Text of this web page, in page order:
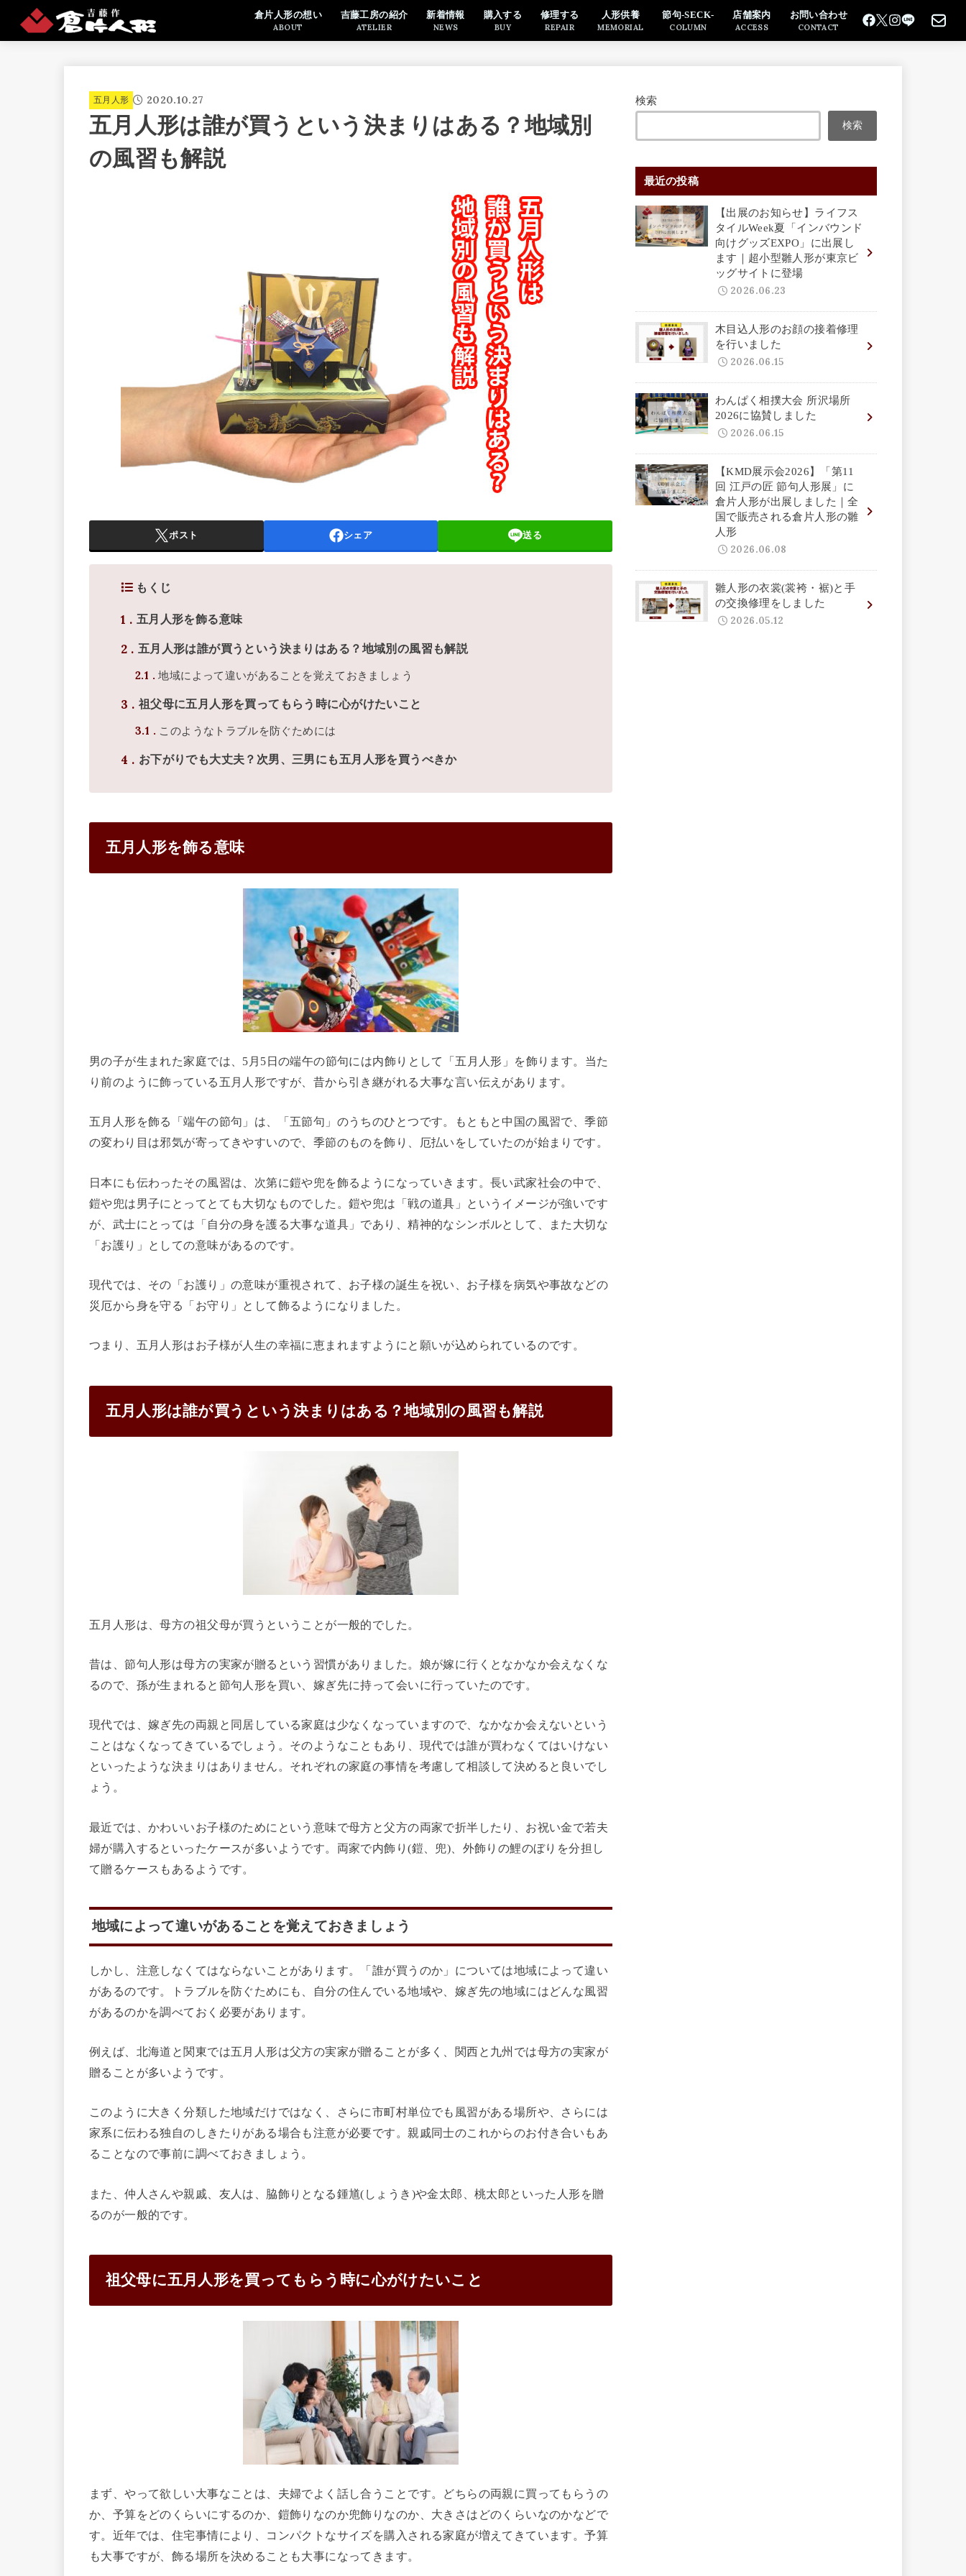
倉片人形の想い
ABOUT
吉藤工房の紹介
ATELIER
新着情報
NEWS
購入する
BUY
修理する
REPAIR
人形供養
MEMORIAL
節句-SECK-
COLUMN
店舗案内
ACCESS
お問い合わせ
CONTACT
五月人形 2020.10.27
五月人形は誰が買うという決まりはある？地域別
の風習も解説
ポスト シェア 送る
もくじ
1 五月人形を飾る意味
2
五月人形は誰が買うという決まりはある？地域別の風習も解説
2.1
地域によって違いがあることを覚えておきましょう
3
祖父母に五月人形を買ってもらう時に心がけたいこと
3.1
このようなトラブルを防ぐためには
4 お下がりでも大丈夫？次男、三男にも五月人形を買うべきか
五月人形を飾る意味
男の子が生まれた家庭では、5月5日の端午の節句には内飾りとして「五月人形」を飾ります。当た
り前のように飾っている五月人形ですが、昔から引き継がれる大事な言い伝えがあります。
五月人形を飾る「端午の節句」は、「五節句」のうちのひとつです。もともと中国の風習で、季節
の変わり目は邪気が寄ってきやすいので、季節のものを飾り、厄払いをしていたのが始まりです。
日本にも伝わったその風習は、次第に鎧や兜を飾るようになっていきます。長い武家社会の中で、
鎧や兜は男子にとってとても大切なものでした。鎧や兜は「戦の道具」というイメージが強いです
が、武士にとっては「自分の身を護る大事な道具」であり、精神的なシンボルとして、また大切な
「お護り」としての意味があるのです。
現代では、その「お護り」の意味が重視されて、お子様の誕生を祝い、お子様を病気や事故などの
災厄から身を守る「お守り」として飾るようになりました。
つまり、五月人形はお子様が人生の幸福に恵まれますようにと願いが込められているのです。
五月人形は誰が買うという決まりはある？地域別の風習も解説
五月人形は、母方の祖父母が買うということが一般的でした。
昔は、節句人形は母方の実家が贈るという習慣がありました。娘が嫁に行くとなかなか会えなくな
るので、孫が生まれると節句人形を買い、嫁ぎ先に持って会いに行っていたのです。
現代では、嫁ぎ先の両親と同居している家庭は少なくなっていますので、なかなか会えないという
ことはなくなってきているでしょう。そのようなこともあり、現代では誰が買わなくてはいけない
といったような決まりはありません。それぞれの家庭の事情を考慮して相談して決めると良いでし
ょう。
最近では、かわいいお子様のためにという意味で母方と父方の両家で折半したり、お祝い金で若夫
婦が購入するといったケースが多いようです。両家で内飾り(鎧、兜)、外飾りの鯉のぼりを分担し
て贈るケースもあるようです。
地域によって違いがあることを覚えておきましょう
しかし、注意しなくてはならないことがあります。「誰が買うのか」については地域によって違い
があるのです。トラブルを防ぐためにも、自分の住んでいる地域や、嫁ぎ先の地域にはどんな風習
があるのかを調べておく必要があります。
例えば、北海道と関東では五月人形は父方の実家が贈ることが多く、関西と九州では母方の実家が
贈ることが多いようです。
このように大きく分類した地域だけではなく、さらに市町村単位でも風習がある場所や、さらには
家系に伝わる独自のしきたりがある場合も注意が必要です。親戚同士のこれからのお付き合いもあ
ることなので事前に調べておきましょう。
また、仲人さんや親戚、友人は、脇飾りとなる鍾馗(しょうき)や金太郎、桃太郎といった人形を贈
るのが一般的です。
祖父母に五月人形を買ってもらう時に心がけたいこと
まず、やって欲しい大事なことは、夫婦でよく話し合うことです。どちらの両親に買ってもらうの
か、予算をどのくらいにするのか、鎧飾りなのか兜飾りなのか、大きさはどのくらいなのかなどで
す。近年では、住宅事情により、コンパクトなサイズを購入される家庭が増えてきています。予算
も大事ですが、飾る場所を決めることも大事になってきます。
検索
検索
最近の投稿
【出展のお知らせ】ライフス
タイルWeek夏「インバウンド
向けグッズEXPO」に出展し
ます｜超小型雛人形が東京ビ
ッグサイトに登場
2026.06.23
木目込人形のお顔の接着修理
を行いました
2026.06.15
わんぱく相撲大会 所沢場所
2026に協賛しました
2026.06.15
【KMD展示会2026】「第11
回 江戸の匠 節句人形展」に
倉片人形が出展しました｜全
国で販売される倉片人形の雛
人形
2026.06.08
雛人形の衣裳(裳袴・裾)と手
の交換修理をしました
2026.05.12